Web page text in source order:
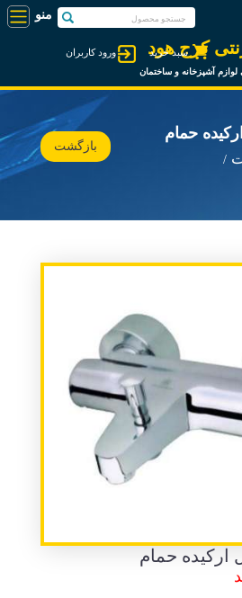
کرج هود
لوازم آشپزخانه و ساختمان
ورود کاربران سبد خرید
حمام
بازگشت
حمام